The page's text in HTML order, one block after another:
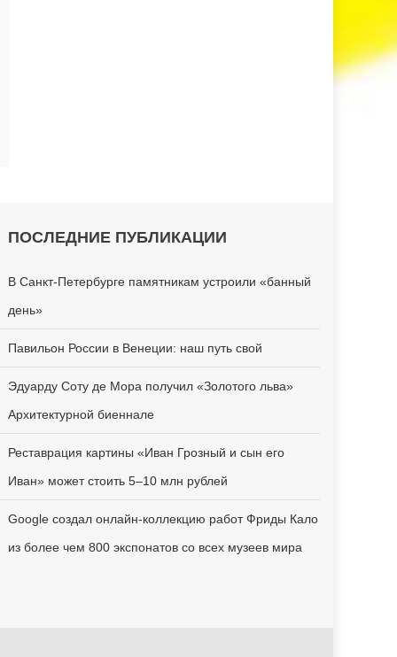
ПОСЛЕДНИЕ ПУБЛИКАЦИИ
В Санкт-Петербурге памятникам устроили «банный
день»
Павильон России в Венеции: наш путь свой
Эдуарду Соту де Мора получил «Золотого льва»
Архитектурной биеннале
Реставрация картины «Иван Грозный и сын его
Иван» может стоить 5–10 млн рублей
Google создал онлайн-коллекцию работ Фриды Кало
из более чем 800 экспонатов со всех музеев мира